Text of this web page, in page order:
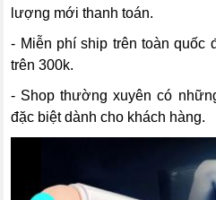
lượng mới thanh toán.
- Miễn phí ship trên toàn quốc
trên 300k.
- Shop thường xuyên có
đặc biệt dành cho khách hàng.